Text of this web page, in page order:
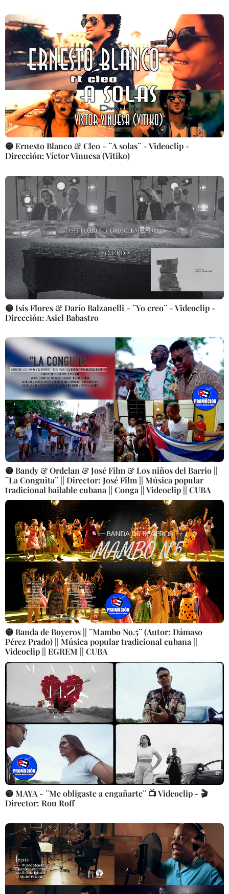
🟡 Ernesto Blanco & Cleo - ¨A solas¨ - Videoclip -
Dirección: Víctor Vinuesa (Vitiko)
🟡 Isis Flores & Darío Balzanelli - ¨Yo creo¨ - Videoclip -
Dirección: Asiel Babastro
🟡 Bandy & Ordelan & José Film & Los niños del Barrio ||
¨La Conguita¨ || Director: José Film || Música popular
tradicional bailable cubana || Conga || Videoclip || CUBA
🟡 Banda de Boyeros || ¨Mambo No.5¨ (Autor: Dámaso
Pérez Prado) || Música popular tradicional cubana ||
Videoclip || EGREM || CUBA
🟡 MAYA - ¨Me obligaste a engañarte¨ 📺 Videoclip - 🎬
Director: Rou Roff